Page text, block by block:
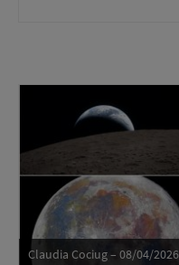
Claudia Cociug – 08/04/2026